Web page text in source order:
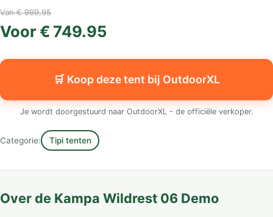
Van € 999,95
Voor € 749.95
🛒 Koop deze tent bij OutdoorXL
Je wordt doorgestuurd naar OutdoorXL - de officiële verkoper.
Categorie: Tipi tenten
Over de Kampa Wildrest 06 Demo